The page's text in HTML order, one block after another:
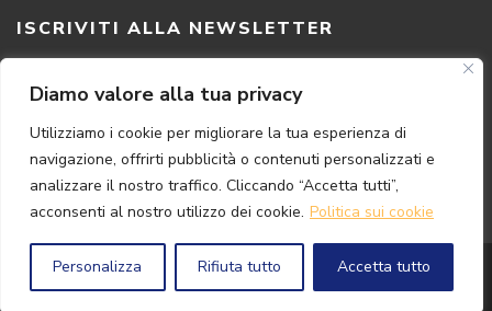
Diamo valore alla tua privacy
Utilizziamo i cookie per migliorare la tua esperienza di
navigazione, offrirti pubblicità o contenuti personalizzati e
analizzare il nostro traffico. Cliccando “Accetta tutti”,
acconsenti al nostro utilizzo dei cookie. Politica sui cookie
Personalizza Rifiuta tutto Accetta tutto
ISCRIVITI ALLA NEWSLETTER
Clicca sul pulsante per ricevere le nostre ultime novità,
notizie e promozioni
ISCRIVITI ADESSO
© 2024 FlorenceArtEdizioni | P.IVA 04813630482
Powered by{SP} Digital & Consulting